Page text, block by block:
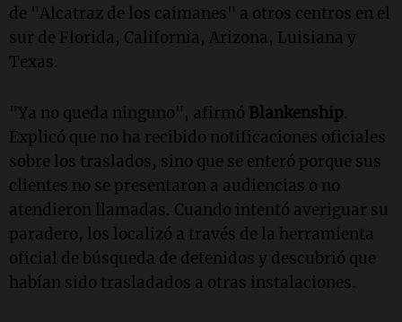
de "Alcatraz de los caimanes" a otros centros en el
sur de Florida, California, Arizona, Luisiana y
Texas.
"Ya no queda ninguno", afirmó Blankenship.
Explicó que no ha recibido notificaciones oficiales
sobre los traslados, sino que se enteró porque sus
clientes no se presentaron a audiencias o no
atendieron llamadas. Cuando intentó averiguar su
paradero, los localizó a través de la herramienta
oficial de búsqueda de detenidos y descubrió que
habían sido trasladados a otras instalaciones.